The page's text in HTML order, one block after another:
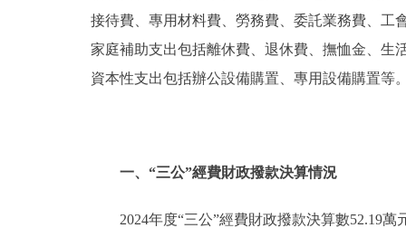
接待費、專用材料費、勞務費、委託業務費、工
家庭補助支出包括離休費、退休費、撫恤金、生
資本性支出包括辦公設備購置、專用設備購置等
一、“三公”經費財政撥款決算情況
2024年度“三公”經費財政撥款決算數52.19